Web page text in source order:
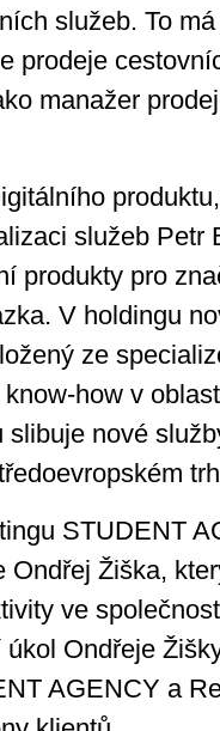
služeb. To
prodeje
manažer
služeb Petr
produkty pro
V holdingu
ze
how v
nové
STUDENT
Ondřej Žiška,
ve
Ondřeje
AGENCY a